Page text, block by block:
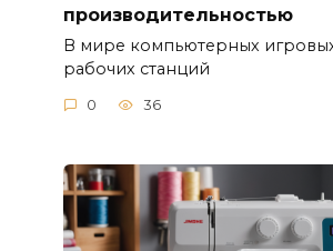
производительностью
В мире компьютерных
рабочих станций
0 36